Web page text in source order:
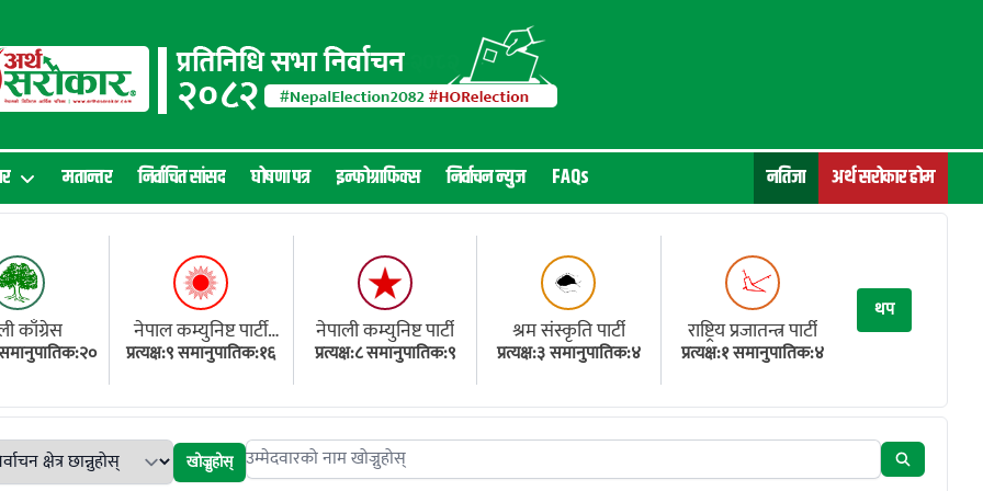
नतिजा अर्थ सरोकार होम
मतान्तर निर्वाचित सांसद घोषणा पत्र इन्फोग्राफिक्स निर्वाचन न्युज FAQs
काँग्रेस
समानुपातिक:२०
नेपाल कम्युनिष्ट पार्टी
(एमाले)
प्रत्यक्ष:९ समानुपातिक:१६
नेपाली कम्युनिष्ट पार्टी
प्रत्यक्ष:८ समानुपातिक:९
श्रम संस्कृति पार्टी
प्रत्यक्ष:३ समानुपातिक:४
राष्ट्रिय प्रजातन्त्र पार्टी
प्रत्यक्ष:१ समानुपातिक:४
थप
खोज्नुहोस् Search candidates